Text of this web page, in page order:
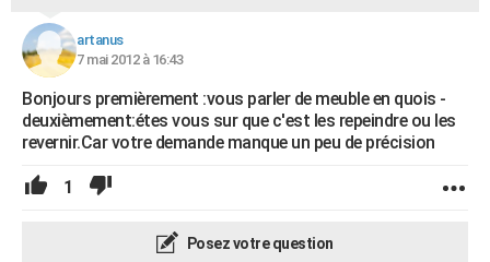
COPAINS D'AVANT
S'inscrire
Se connecter
Lycées
Collèges
Primaires
Universités
Entreprises
Service militaire
Avis de recherche
AVIS DE DÉCÈS
FORUM
artanus
7 mai 2012 à 16:43
Bonjours premièrement :vous parler de meuble en quois -
deuxièmement:étes vous sur que c'est les repeindre ou les
revernir.Car votre demande manque un peu de précision
1
Posez votre question